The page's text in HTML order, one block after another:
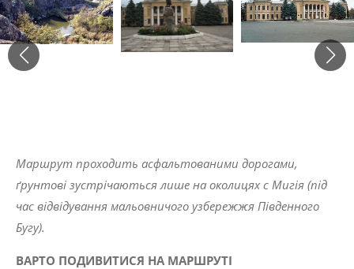
Маршрут проходить асфальтованими дорогами,
ґрунтові зустрічаються лише на околицяхс Мигія (під
час відвідування мальовничого узбережжя Південного
Бугу).
ВАРТО ПОДИВИТИСЯ НА МАРШРУТІ